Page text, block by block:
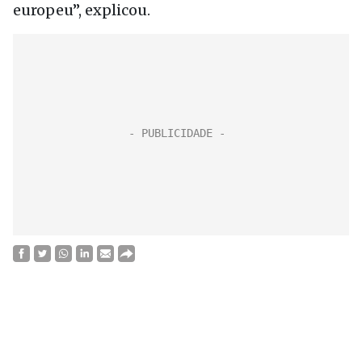
europeu”, explicou.